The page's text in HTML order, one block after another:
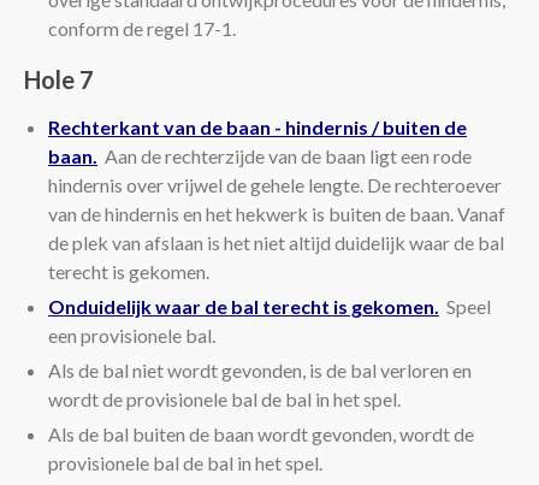
conform de regel 17-1.
Hole 7
Rechterkant van de baan - hindernis / buiten de
baan. Aan de rechterzijde van de baan ligt een rode
hindernis over vrijwel de gehele lengte. De rechteroever
van de hindernis en het hekwerk is buiten de baan. Vanaf
de plek van afslaan is het niet altijd duidelijk waar de bal
terecht is gekomen.
Onduidelijk waar de bal terecht is gekomen. Speel
een provisionele bal.
Als de bal niet wordt gevonden, is de bal verloren en
wordt de provisionele bal de bal in het spel.
Als de bal buiten de baan wordt gevonden, wordt de
provisionele bal de bal in het spel.